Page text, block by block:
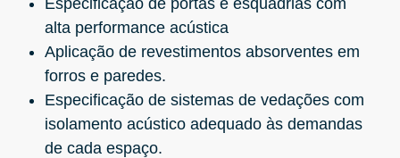
alta performance acústica
Aplicação de revestimentos absorventes em
forros e paredes.
Especificação de sistemas de vedações com
isolamento acústico adequado às demandas
de cada espaço.